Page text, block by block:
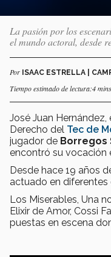
La pasión por los
el mundo actoral, desde
Por ISAAC ESTRELLA |
Tiempo estimado de lectura:4 mins
José Juan
Derecho del Tec de
jugador de Borregos
encontró su vocación
Desde hace 19 años
actuado en diferentes
Los Miserables, Una
Elixir de Amor, Cossi
puestas en escena